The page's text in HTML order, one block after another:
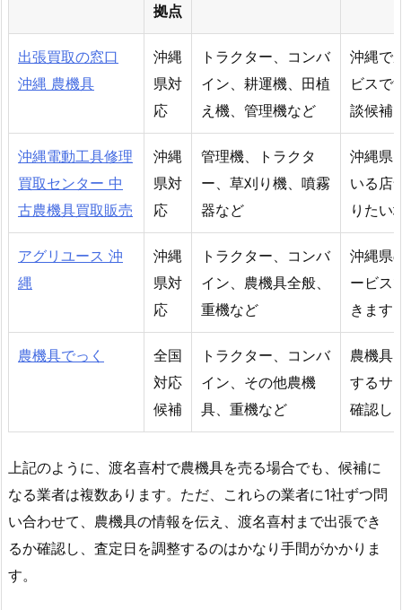
拠点
出張買取の窓口
沖縄 農機具
沖縄
県対
応
トラクター、コンバ
イン、耕運機、田植
え機、管理機など
沖縄で
ビスで
談候補
沖縄電動工具修理
買取センター 中
古農機具買取販売
沖縄
県対
応
管理機、トラクタ
ー、草刈り機、噴霧
器など
沖縄県
いる店
りたい
アグリユース 沖
縄
沖縄
県対
応
トラクター、コンバ
イン、農機具全般、
重機など
沖縄県
ービス
きます
農機具でっく
全国
対応
候補
トラクター、コンバ
イン、その他農機
具、重機など
農機具
するサ
確認し
上記のように、渡名喜村で農機具を売る場合でも、候補に
なる業者は複数あります。ただ、これらの業者に1社ずつ問
い合わせて、農機具の情報を伝え、渡名喜村まで出張でき
るか確認し、査定日を調整するのはかなり手間がかかりま
す。